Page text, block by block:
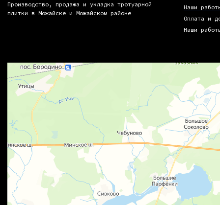
Производство, продажа и укладка тротуарной
плитки в Можайске и Можайском районе
Наши
Оплата и
Наши